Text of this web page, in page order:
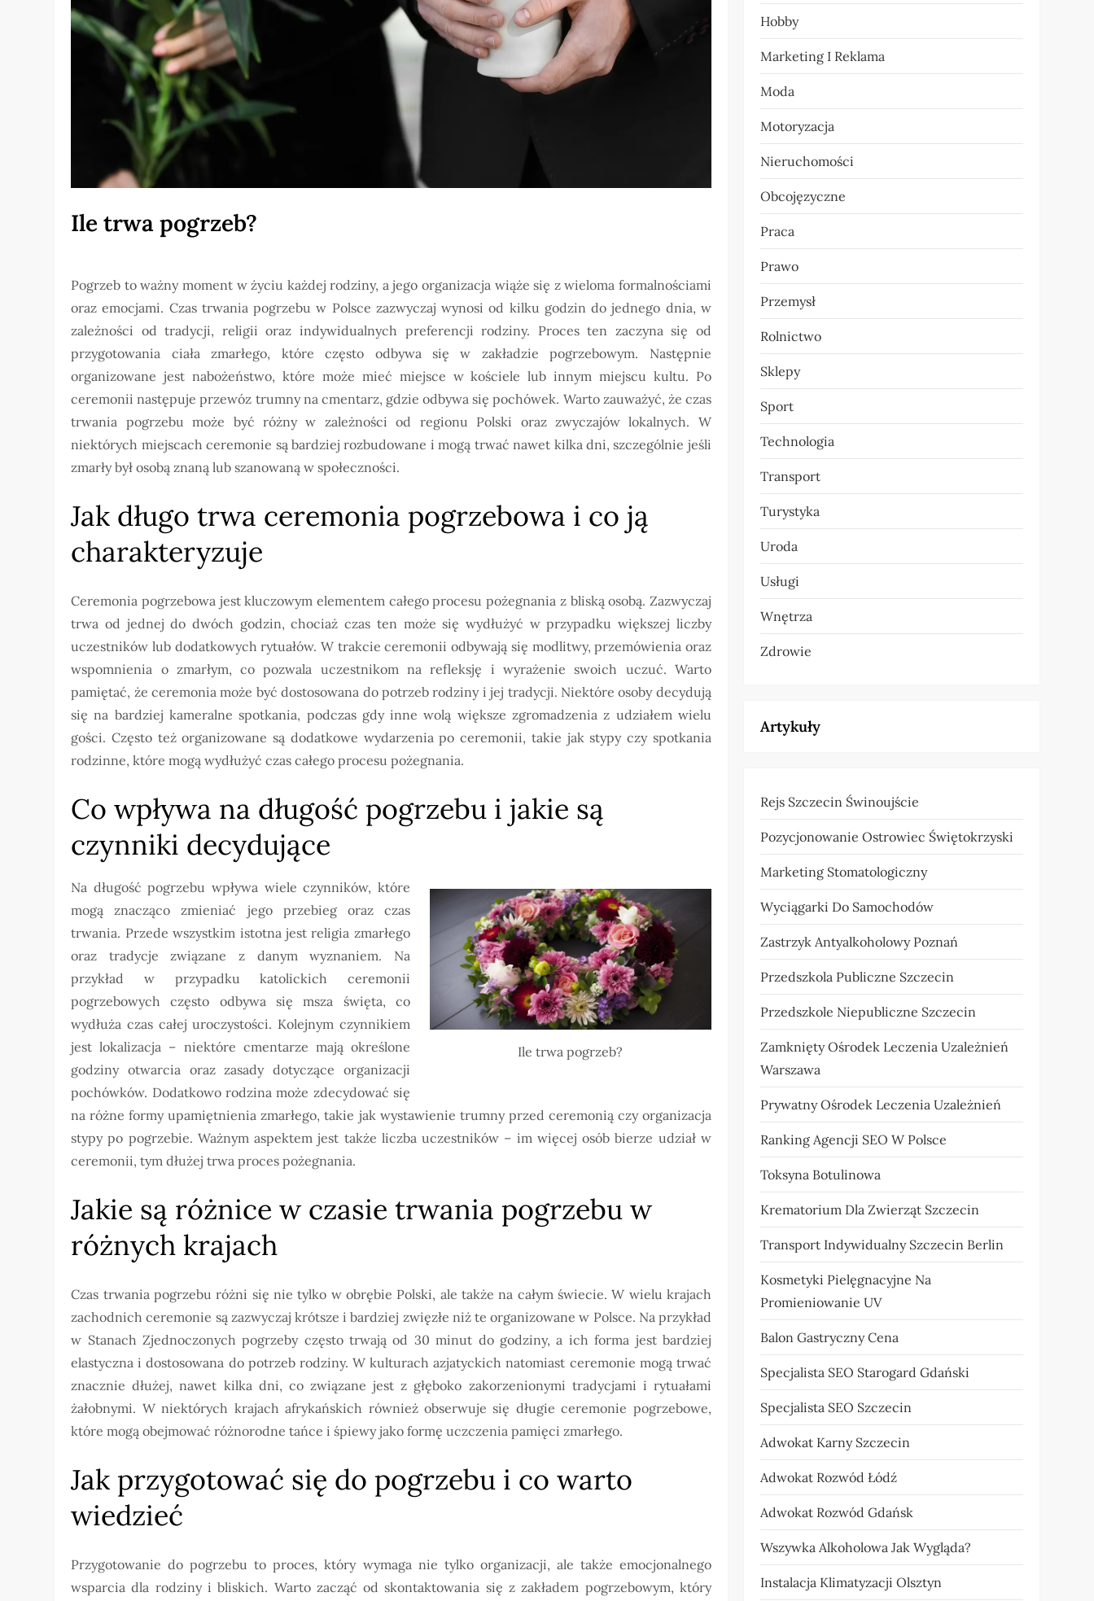
Ile trwa pogrzeb?
Pogrzeb to ważny moment w życiu każdej rodziny, a jego organizacja wiąże się z wieloma formalnościami
oraz emocjami. Czas trwania pogrzebu w Polsce zazwyczaj wynosi od kilku godzin do jednego dnia, w
zależności od tradycji, religii oraz indywidualnych preferencji rodziny. Proces ten zaczyna się od
przygotowania ciała zmarłego, które często odbywa się w zakładzie pogrzebowym. Następnie
organizowane jest nabożeństwo, które może mieć miejsce w kościele lub innym miejscu kultu. Po
ceremonii następuje przewóz trumny na cmentarz, gdzie odbywa się pochówek. Warto zauważyć, że czas
trwania pogrzebu może być różny w zależności od regionu Polski oraz zwyczajów lokalnych. W
niektórych miejscach ceremonie są bardziej rozbudowane i mogą trwać nawet kilka dni, szczególnie jeśli
zmarły był osobą znaną lub szanowaną w społeczności.
Jak długo trwa ceremonia pogrzebowa i co ją
charakteryzuje
Ceremonia pogrzebowa jest kluczowym elementem całego procesu pożegnania z bliską osobą. Zazwyczaj
trwa od jednej do dwóch godzin, chociaż czas ten może się wydłużyć w przypadku większej liczby
uczestników lub dodatkowych rytuałów. W trakcie ceremonii odbywają się modlitwy, przemówienia oraz
wspomnienia o zmarłym, co pozwala uczestnikom na refleksję i wyrażenie swoich uczuć. Warto
pamiętać, że ceremonia może być dostosowana do potrzeb rodziny i jej tradycji. Niektóre osoby decydują
się na bardziej kameralne spotkania, podczas gdy inne wolą większe zgromadzenia z udziałem wielu
gości. Często też organizowane są dodatkowe wydarzenia po ceremonii, takie jak stypy czy spotkania
rodzinne, które mogą wydłużyć czas całego procesu pożegnania.
Co wpływa na długość pogrzebu i jakie są
czynniki decydujące
Ile trwa pogrzeb?
Na długość pogrzebu wpływa wiele czynników, które
mogą znacząco zmieniać jego przebieg oraz czas
trwania. Przede wszystkim istotna jest religia zmarłego
oraz tradycje związane z danym wyznaniem. Na
przykład w przypadku katolickich ceremonii
pogrzebowych często odbywa się msza święta, co
wydłuża czas całej uroczystości. Kolejnym czynnikiem
jest lokalizacja – niektóre cmentarze mają określone
godziny otwarcia oraz zasady dotyczące organizacji
pochówków. Dodatkowo rodzina może zdecydować się
na różne formy upamiętnienia zmarłego, takie jak wystawienie trumny przed ceremonią czy organizacja
stypy po pogrzebie. Ważnym aspektem jest także liczba uczestników – im więcej osób bierze udział w
ceremonii, tym dłużej trwa proces pożegnania.
Jakie są różnice w czasie trwania pogrzebu w
różnych krajach
Czas trwania pogrzebu różni się nie tylko w obrębie Polski, ale także na całym świecie. W wielu krajach
zachodnich ceremonie są zazwyczaj krótsze i bardziej zwięzłe niż te organizowane w Polsce. Na przykład
w Stanach Zjednoczonych pogrzeby często trwają od 30 minut do godziny, a ich forma jest bardziej
elastyczna i dostosowana do potrzeb rodziny. W kulturach azjatyckich natomiast ceremonie mogą trwać
znacznie dłużej, nawet kilka dni, co związane jest z głęboko zakorzenionymi tradycjami i rytuałami
żałobnymi. W niektórych krajach afrykańskich również obserwuje się długie ceremonie pogrzebowe,
które mogą obejmować różnorodne tańce i śpiewy jako formę uczczenia pamięci zmarłego.
Jak przygotować się do pogrzebu i co warto
wiedzieć
Przygotowanie do pogrzebu to proces, który wymaga nie tylko organizacji, ale także emocjonalnego
wsparcia dla rodziny i bliskich. Warto zacząć od skontaktowania się z zakładem pogrzebowym, który
Hobby
Marketing I Reklama
Moda
Motoryzacja
Nieruchomości
Obcojęzyczne
Praca
Prawo
Przemysł
Rolnictwo
Sklepy
Sport
Technologia
Transport
Turystyka
Uroda
Usługi
Wnętrza
Zdrowie
Artykuły
Rejs Szczecin Świnoujście
Pozycjonowanie Ostrowiec Świętokrzyski
Marketing Stomatologiczny
Wyciągarki Do Samochodów
Zastrzyk Antyalkoholowy Poznań
Przedszkola Publiczne Szczecin
Przedszkole Niepubliczne Szczecin
Zamknięty Ośrodek Leczenia Uzależnień
Warszawa
Prywatny Ośrodek Leczenia Uzależnień
Ranking Agencji SEO W Polsce
Toksyna Botulinowa
Krematorium Dla Zwierząt Szczecin
Transport Indywidualny Szczecin Berlin
Kosmetyki Pielęgnacyjne Na
Promieniowanie UV
Balon Gastryczny Cena
Specjalista SEO Starogard Gdański
Specjalista SEO Szczecin
Adwokat Karny Szczecin
Adwokat Rozwód Łódź
Adwokat Rozwód Gdańsk
Wszywka Alkoholowa Jak Wygląda?
Instalacja Klimatyzacji Olsztyn